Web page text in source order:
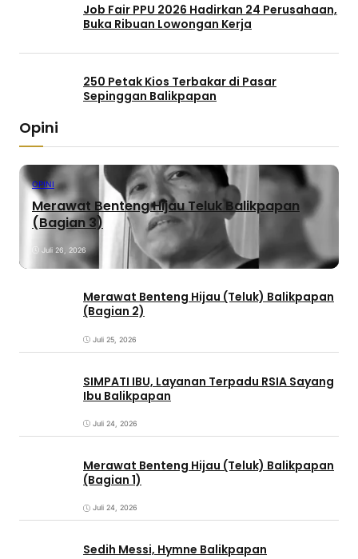
Job Fair PPU 2026 Hadirkan 24 Perusahaan,
Buka Ribuan Lowongan Kerja
250 Petak Kios Terbakar di Pasar
Sepinggan Balikpapan
Opini
OPINI
Merawat Benteng Hijau Teluk Balikpapan
(Bagian 3)
Juli 26, 2026
Merawat Benteng Hijau (Teluk) Balikpapan
(Bagian 2)
Juli 25, 2026
SIMPATI IBU, Layanan Terpadu RSIA Sayang
Ibu Balikpapan
Juli 24, 2026
Merawat Benteng Hijau (Teluk) Balikpapan
(Bagian 1)
Juli 24, 2026
Sedih Messi, Hymne Balikpapan